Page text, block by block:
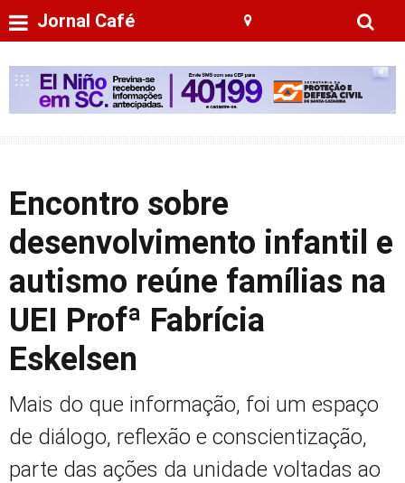
Jornal Café
Encontro sobre
desenvolvimento infantil e
autismo reúne famílias na
UEI Profª Fabrícia
Eskelsen
Mais do que informação, foi um espaço
de diálogo, reflexão e conscientização,
parte das ações da unidade voltadas ao